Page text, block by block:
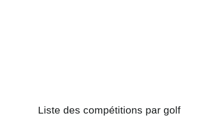
Liste des compétitions par golf